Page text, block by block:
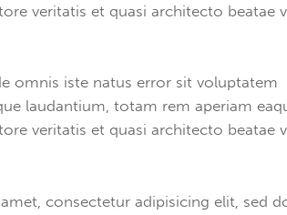
veritatis et quasi architecto beatae
omnis iste natus error sit voluptatem
laudantium, totam rem aperiam
veritatis et quasi architecto beatae
consectetur adipisicing elit, sed